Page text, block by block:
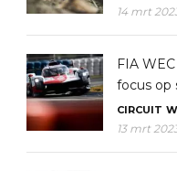
14 mrt
FIA
focus op
CIRCUIT
13 mrt